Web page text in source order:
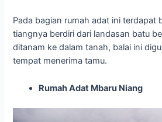
Pada bagian rumah adat ini terdapat
tiangnya berdiri dari landasan batu
ditanam ke dalam tanah, balai ini
tempat menerima tamu.
Rumah Adat Mbaru Niang